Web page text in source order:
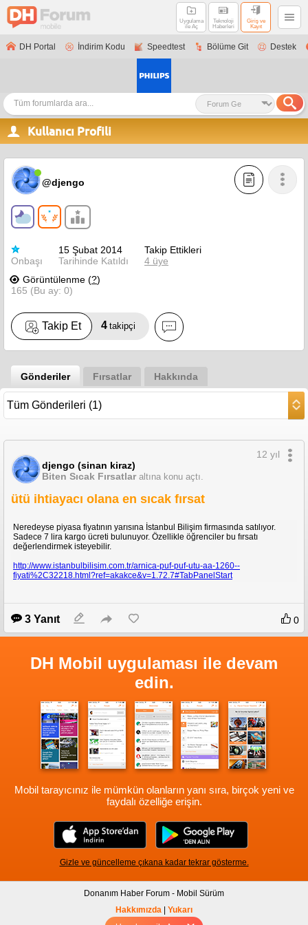
Uygulama
ile Aç
Teknoloji
Haberleri
Giriş ve
Kayıt
DH Portal İndirim Kodu Speedtest Bölüme Git Destek
Kullanıcı Profili
@djengo
Onbaşı
15 Şubat 2014
Tarihinde Katıldı
Takip Ettikleri
4 üye
Görüntülenme (?)
165 (Bu ay: 0)
Takip Et 4 takipçi
Gönderiler Fırsatlar Hakkında
djengo (sinan kiraz)
Biten Sıcak Fırsatlar altına konu açtı.
12 yıl
ütü ihtiayacı olana en sıcak fırsat
Neredeyse piyasa fiyatının yarısına İstanbul Bilişim firmasında satılıyor.
Sadece 7 lira kargo ücreti bulunuyor. Özellikle öğrenciler bu fırsatı
değerlendirmek isteyebilir.
http://www.istanbulbilisim.com.tr/arnica-puf-puf-utu-aa-1260--
fiyati%2C32218.html?ref=akakce&v=1.72.7#TabPanelStart
3 Yanıt 0
DH Mobil uygulaması ile devam
edin.
Mobil tarayıcınız ile mümkün olanların yanı sıra, birçok yeni ve
faydalı özelliğe erişin.
Gizle ve güncelleme çıkana kadar tekrar gösterme.
Donanım Haber Forum - Mobil Sürüm
Hakkımızda
Yukarı